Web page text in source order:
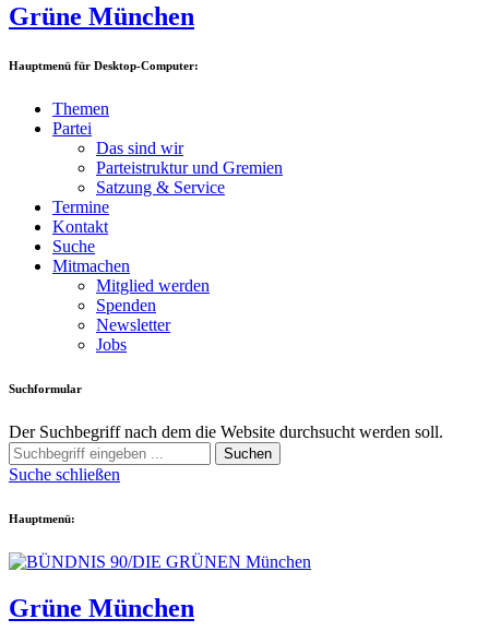
Grüne München
Hauptmenü für Desktop-Computer:
Themen
Partei
Das sind wir
Parteistruktur und Gremien
Satzung & Service
Termine
Kontakt
Suche
Mitmachen
Mitglied werden
Spenden
Newsletter
Jobs
Suchformular
Der Suchbegriff nach dem die Website durchsucht werden soll.
Suchen
Suche schließen
Hauptmenü:
Grüne München